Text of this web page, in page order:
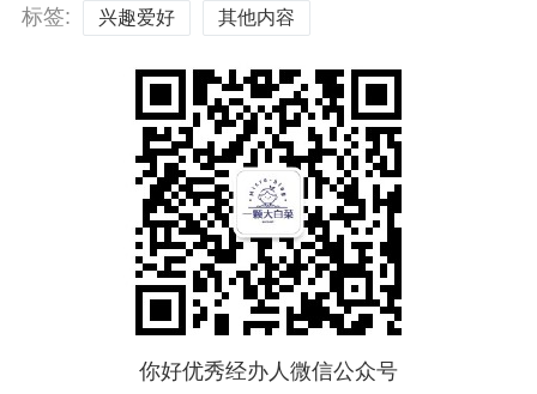
标签: 兴趣爱好 其他内容
你好优秀经办人微信公众号